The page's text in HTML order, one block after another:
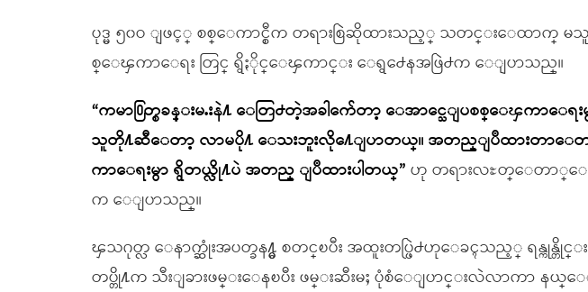
ပုဒ္မ ၅၀ဝ ျဖင့္ စစ္ေကာင္စီက တရားစြဲဆိုထားသည့္ သတင္းေထာက္ မသူ
စ္ေၾကာေရး တြင္ ရွိႏိုင္ေၾကာင္း ေရွ႕ေနအဖြဲ႕က ေျပာသည္။
“ကမာ႐ြတ္စခန္းမႉးနဲ႔ ေတြ႕တဲ့အခါက်ေတာ့ ေအာင္သေျပစစ္ေၾကာေ
သူတို႔ဆီေတာ့ လာမပို႔ ေသးဘူးလို႔ေျပာတယ္။ အတည္ျပဳထားတာေတ
ကာေရးမွာ ရွိတယ္လို႔ပဲ အတည္ ျပဳထားပါတယ္” ဟု တရားလႊတ္ေတာ္ေရွ
က ေျပာသည္။
ၾသဂုတ္လ ေနာက္ဆုံးအပတ္ခန႔္မွ စတင္ၿပီး အထူးတပ္ဖြဲ႕ဟုေခၚသည့္ ရန္ကုန္တိုင္းရဲတ
တပ္တို႔က သီးျခားဖမ္းေနၿပီး ဖမ္းဆီးမႈ ပုံစံေျပာင္းလဲလာကာ နယ္